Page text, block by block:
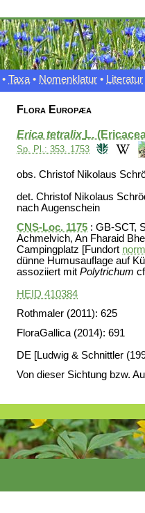
• Taxa • Nomenklatur • Literatur
Flora Europæa
Erica tetralix L.
Sp. Pl.: 353. 1753
obs. Christof Nikolaus
det. Christof Nikolaus
nach Augenschein
CNS-Loc. 1175 : GB-SCT,
Achmelvich, An Fharaid
Campingplatz [Fundort
dünne Humusauflage auf
assoziiert mit Polytrichum
HEID 410384
Rothmaler (2011): 625
FloraGallica (2014): 691
DE [Ludwig & Schnittler
Von dieser Sichtung bzw.